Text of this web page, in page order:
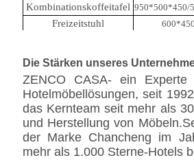
Kombinationskoffeitafel 950*500*450/
Freizeitstuhl
Kaffeetisch
Die Stärken unseres
ZENCO CASA- ein Experte
Hotelmöbellösungen, seit
das Kernteam seit mehr als
und Herstellung von
der Marke Chancheng im
mehr als 1.000 Sterne-Hotels